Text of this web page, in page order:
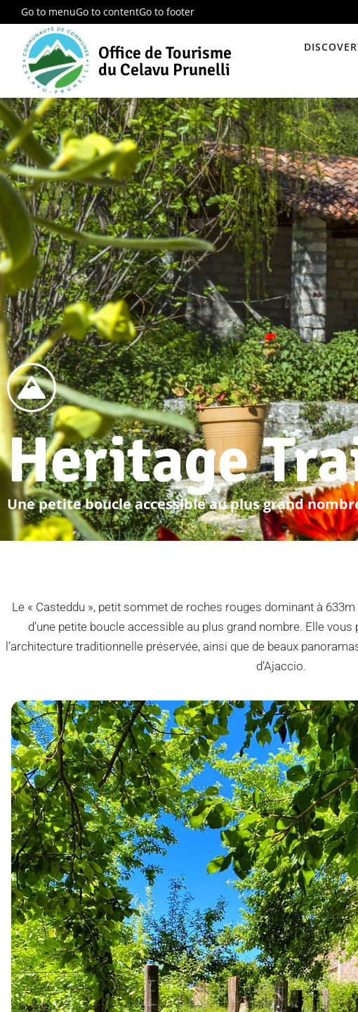
Go to menuGo to contentGo to footer
Office de Tourisme
du Celavu Prunelli
Heritage
Une petite boucle accessible au plus grand
Le « Casteddu », petit sommet de roches rouges dominant à 633m
d’une petite boucle accessible au plus grand nombre. Elle
l’architecture traditionnelle préservée, ainsi que de beaux
d’Ajaccio.